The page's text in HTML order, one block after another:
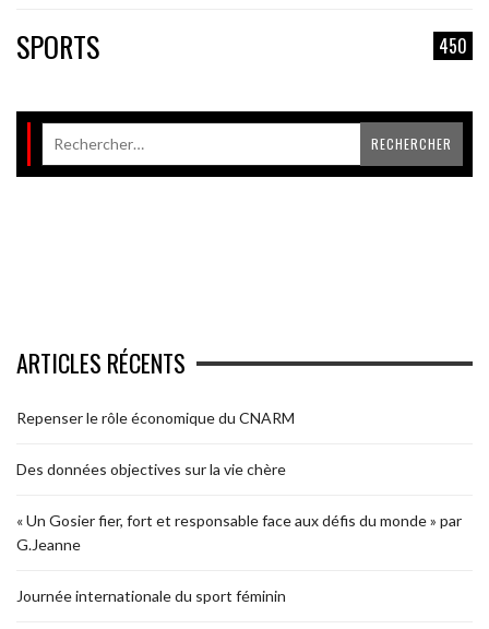
SPORTS 450
ARTICLES RÉCENTS
Repenser le rôle économique du CNARM
Des données objectives sur la vie chère
« Un Gosier fier, fort et responsable face aux défis du monde » par
G.Jeanne
Journée internationale du sport féminin